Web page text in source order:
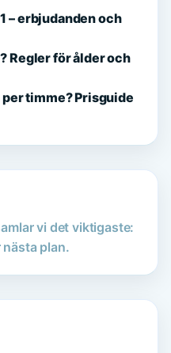
– erbjudanden och
Regler för ålder och
timme? Prisguide
vi det viktigaste:
plan.